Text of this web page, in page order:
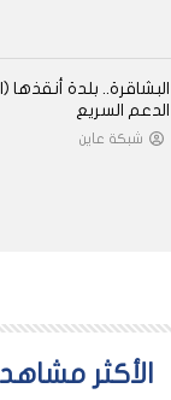
البشاقرة.. بلدة أنقذها
الدعم السريع
شبكة عاين
اﻷكثر